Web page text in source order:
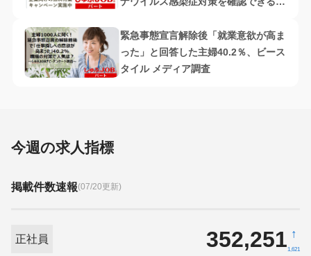
集も開始
緊急事態宣言解除後「就業意欲が高ま
った」と回答した主婦40.2％、ビース
タイル メディア調査
今週の求人指標
掲載件数速報(07/20更新)
正社員 352,251 ↑
1,621